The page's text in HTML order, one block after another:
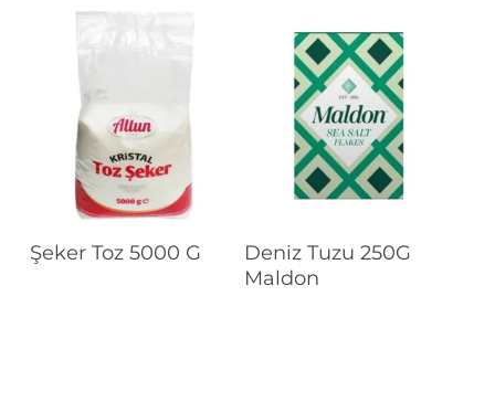
Devamını Oku
Şeker Toz 5000 G Devamını Oku
Deniz Tuzu 250G
Maldon